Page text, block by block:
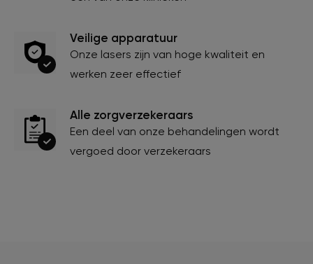
Veilige apparatuur
Onze lasers zijn van hoge kwaliteit en
werken zeer effectief
Alle zorgverzekeraars
Een deel van onze behandelingen wordt
vergoed door verzekeraars